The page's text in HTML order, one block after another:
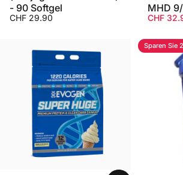
- 90 Softgel
CHF 29.90
MHD
CHF
Sparen Sie